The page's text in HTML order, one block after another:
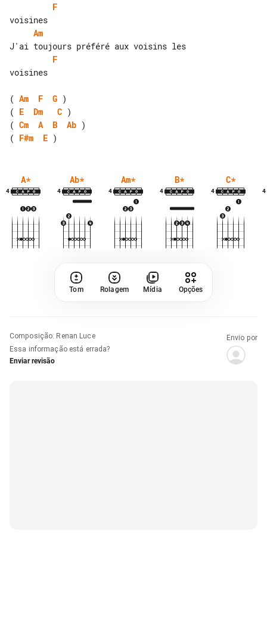
F
Am
F
voisines
( Am F G
( E Dm C
( Cm A B Ab
( F#m E
A*
4
Ab*
4
Am*
4
B*
4
C*
4 4
Tom Rolagem Mídia Opções
Composição: Renan Luce
Essa informação está errada?
Enviar revisão
Envio por